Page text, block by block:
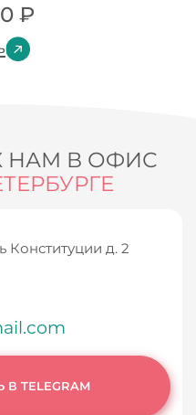
₽
НАМ В ОФИС
Конституции д. 2
TELEGRAM